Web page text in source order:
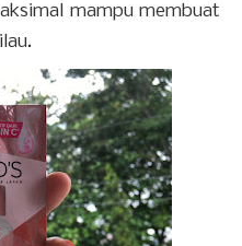
mampu membuat